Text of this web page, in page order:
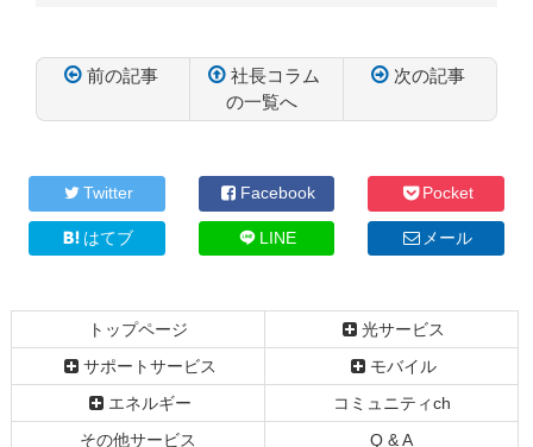
前の記事
社長コラム
の一覧へ
次の記事
の
へ
戻
Twitter Facebook Pocket
はてブ LINE メール
トップページ
光サービス
サポートサービス
モバイル
エネルギー
コミュニティch
その他サービス
Q & A